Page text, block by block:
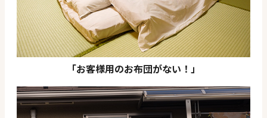
「お客様用のお布団がない！」